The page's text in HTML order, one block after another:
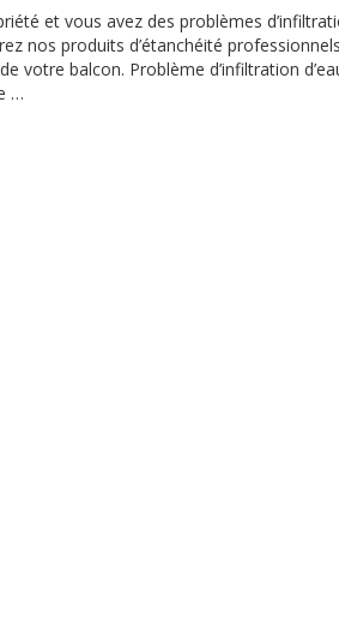
et vous avez des problèmes
nos produits d’étanchéité
votre balcon. Problème d’infiltration
…